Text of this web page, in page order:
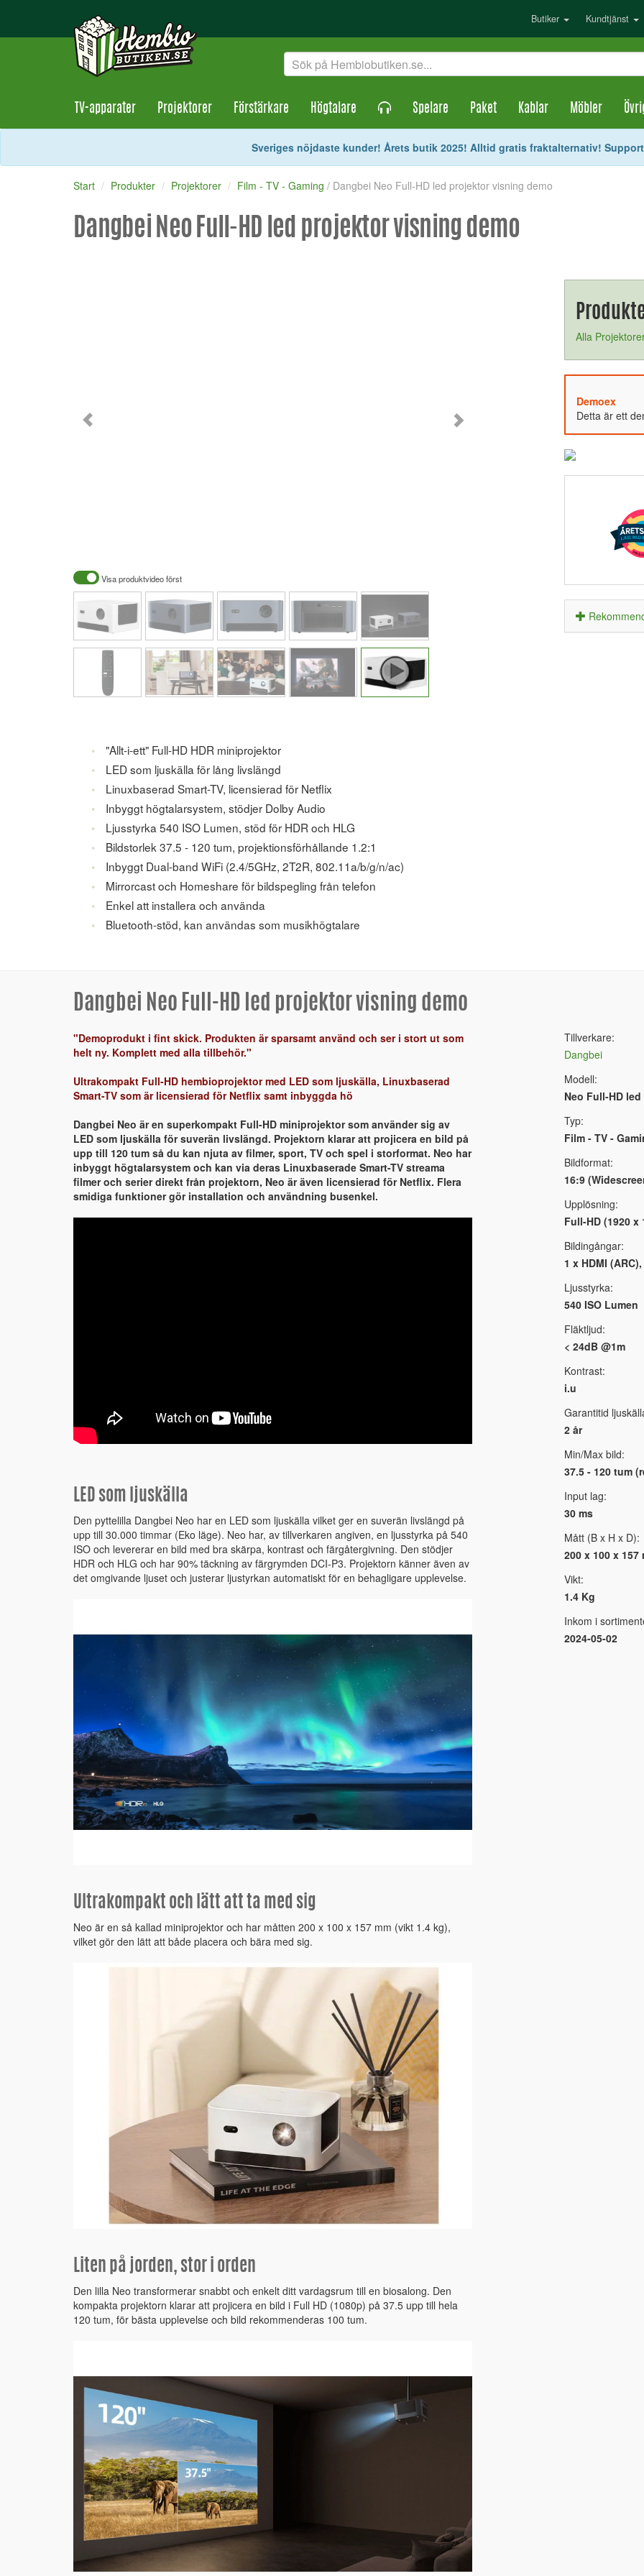
Butiker Kundtjänst
TV-apparater Projektorer Förstärkare Högtalare Spelare Paket Kablar Möbler
Sveriges nöjdaste kunder! Årets butik 2025! Alltid gratis fraktalternativ!
Start Produkter Projektorer Film - TV - Gaming / Dangbei Neo Full-HD led projektor visning demo
Dangbei Neo Full-HD led projektor visning demo
Visa produktvideo först
"Allt-i-ett" Full-HD HDR miniprojektor
LED som ljuskälla för lång livslängd
Linuxbaserad Smart-TV, licensierad för Netflix
Inbyggt högtalarsystem, stödjer Dolby Audio
Ljusstyrka 540 ISO Lumen, stöd för HDR och HLG
Bildstorlek 37.5 - 120 tum, projektionsförhållande 1.2:1
Inbyggt Dual-band WiFi (2.4/5GHz, 2T2R, 802.11a/b/g/n/ac)
Mirrorcast och Homeshare för bildspegling från telefon
Enkel att installera och använda
Bluetooth-stöd, kan användas som musikhögtalare
Alla
Demoex
Detta är ett
Dangbei Neo Full-HD led projektor visning demo
"Demoprodukt i fint skick. Produkten är sparsamt använd och ser i stort ut som
helt ny. Komplett med alla tillbehör."
Ultrakompakt Full-HD hembioprojektor med LED som ljuskälla, Linuxbaserad
Smart-TV som är licensierad för Netflix samt inbyggda hö
Dangbei Neo är en superkompakt Full-HD miniprojektor som använder sig av
LED som ljuskälla för suverän livslängd. Projektorn klarar att projicera en bild på
upp till 120 tum så du kan njuta av filmer, sport, TV och spel i storformat. Neo har
inbyggt högtalarsystem och kan via deras Linuxbaserade Smart-TV streama
filmer och serier direkt från projektorn, Neo är även licensierad för Netflix. Flera
smidiga funktioner gör installation och användning busenkel.
LED som ljuskälla
Den pyttelilla Dangbei Neo har en LED som ljuskälla vilket ger en suverän livslängd på
upp till 30.000 timmar (Eko läge). Neo har, av tillverkaren angiven, en ljusstyrka på 540
ISO och levererar en bild med bra skärpa, kontrast och färgåtergivning. Den stödjer
HDR och HLG och har 90% täckning av färgrymden DCI-P3. Projektorn känner även av
det omgivande ljuset och justerar ljustyrkan automatiskt för en behagligare upplevelse.
Ultrakompakt och lätt att ta med sig
Neo är en så kallad miniprojektor och har måtten 200 x 100 x 157 mm (vikt 1.4 kg),
vilket gör den lätt att både placera och bära med sig.
Liten på jorden, stor i orden
Den lilla Neo transformerar snabbt och enkelt ditt vardagsrum till en biosalong. Den
kompakta projektorn klarar att projicera en bild i Full HD (1080p) på 37.5 upp till hela
120 tum, för bästa upplevelse och bild rekommenderas 100 tum.
Tillverkare:
Dangbei
Modell:
Neo Full-HD
Typ:
Film - TV -
Bildformat:
16:9
Upplösning:
Full-HD (1920 x
Bildingångar:
1 x HDMI
Ljusstyrka:
540 ISO Lumen
Fläktljud:
< 24dB @1m
Kontrast:
i.u
Garantitid
2 år
Min/Max bild:
37.5 - 120 tum
Input lag:
30 ms
Mått (B x H x D):
200 x 100 x 157
Vikt:
1.4 Kg
Inkom i
2024-05-02